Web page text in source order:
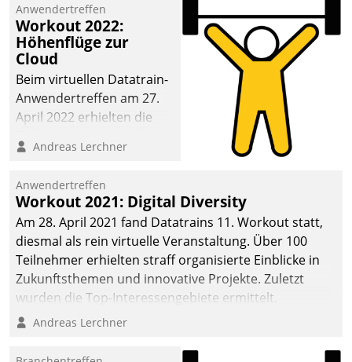
Mammutprojekte
meistern und Workloads
wuppen – bei zunehmend
anspruchsvollen
Aufgaben und
abnehmendem
Anwendertreffen
Workout 2022:
Höhenflüge zur
Cloud
Beim virtuellen Datatrain-
Anwendertreffen am 27.
April 2022 erhielten die
Teilnehmer kurzweilige
Cloud-Strategien und -
Lösungen mit hohem
Zukunftspotenzial.
Andreas Lerchner
Anwendertreffen
Workout 2021: Digital Diversity
Am 28. April 2021 fand Datatrains 11. Workout statt,
diesmal als rein virtuelle Veranstaltung. Über 100
Teilnehmer erhielten straff organisierte Einblicke in
Zukunftsthemen und innovative Projekte. Zuletzt
wurden die Top-Interessengebiete ermittelt.
Andreas Lerchner